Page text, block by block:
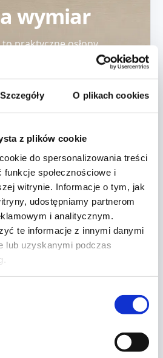
Szczegóły O plikach cookies
z plików cookie
do spersonalizowania treści
społecznościowe i
witrynie. Informacje o tym, jak
udostępniamy partnerom
i analitycznym.
te informacje z innymi danymi
lub uzyskanymi podczas
wymiar
praktyczne osłony
ograniczyć słońce,
i poprawić komfort
Dobrze
mieszkaniach, domach,
dobrać rodzaj
i sposób montażu,
pomiar oraz
osłony u klienta. Dzięki
do okna, wnętrza
i umów darmową wycenę
wygodne rozwiązanie dla